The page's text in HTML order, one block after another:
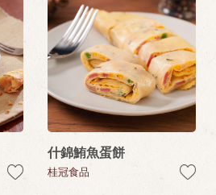
什錦鮪魚蛋餅
桂冠食品